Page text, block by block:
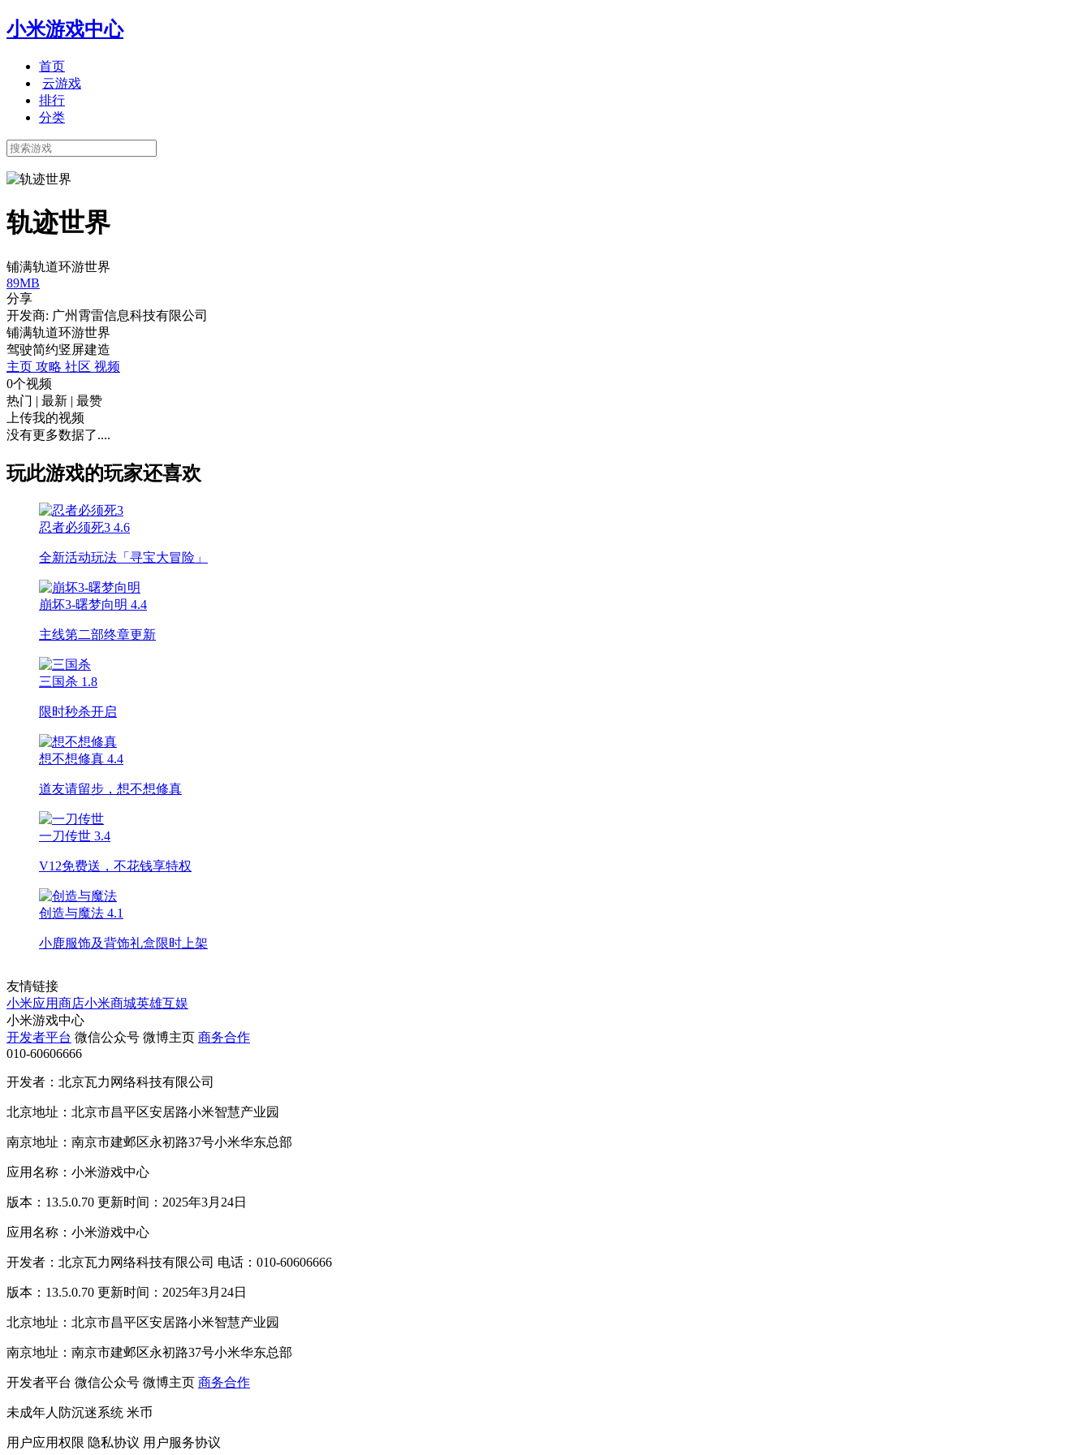
小米游戏中心
首页
云游戏
排行
分类
轨迹世界
铺满轨道环游世界
89MB
分享
开发商: 广州霄雷信息科技有限公司
铺满轨道环游世界
驾驶简约竖屏建造
主页 攻略 社区 视频
0个视频
热门 | 最新 | 最赞
上传我的视频
没有更多数据了....
玩此游戏的玩家还喜欢
忍者必须死3 4.6
全新活动玩法「寻宝大冒险」
崩坏3-曙梦向明 4.4
主线第二部终章更新
三国杀 1.8
限时秒杀开启
想不想修真 4.4
道友请留步，想不想修真
一刀传世 3.4
V12免费送，不花钱享特权
创造与魔法 4.1
小鹿服饰及背饰礼盒限时上架
友情链接
小米应用商店小米商城英雄互娱
小米游戏中心
开发者平台 微信公众号 微博主页 商务合作
010-60606666
开发者：北京瓦力网络科技有限公司
北京地址：北京市昌平区安居路小米智慧产业园
南京地址：南京市建邺区永初路37号小米华东总部
应用名称：小米游戏中心
版本：13.5.0.70 更新时间：2025年3月24日
应用名称：小米游戏中心
开发者：北京瓦力网络科技有限公司 电话：010-60606666
版本：13.5.0.70 更新时间：2025年3月24日
北京地址：北京市昌平区安居路小米智慧产业园
南京地址：南京市建邺区永初路37号小米华东总部
开发者平台 微信公众号 微博主页 商务合作
未成年人防沉迷系统 米币
用户应用权限 隐私协议 用户服务协议